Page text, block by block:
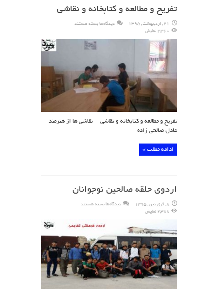
تفریح و مطالعه و کتابخانه و نقاشی
21 , اردیبهشت , 1395 دیدگاه‌ها برای
مطالعه
کتابخانه
بسته هستند
2,360 نمایش
تفریح و مطالعه و کتابخانه و نقاشی نقاشی ها از هنرمند
عادل صالحی زاده
ادامه مطلب »
اردوی حلقه صالحین نوجوانان
8 , فروردین , 1395 دیدگاه‌ها برای
بسته هستند
2,388 نمایش